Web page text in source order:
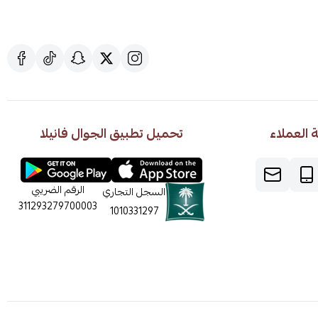
تحميل تطبيق الجوال فانيلا
السجل التجاري
1010331297
الرقم الضريبي
311293279700003